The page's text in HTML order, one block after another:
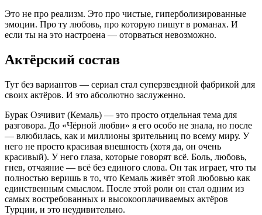
Это не про реализм. Это про чистые, гиперболизированные
эмоции. Про ту любовь, про которую пишут в романах. И
если ты на это настроена — оторваться невозможно.
Актёрский состав
Тут без вариантов — сериал стал суперзвездной фабрикой для
своих актёров. И это абсолютно заслуженно.
Бурак Озчивит (Кемаль) — это просто отдельная тема для
разговора. До «Чёрной любви» я его особо не знала, но после
— влюбилась, как и миллионы зрительниц по всему миру. У
него не просто красивая внешность (хотя да, он очень
красивый). У него глаза, которые говорят всё. Боль, любовь,
гнев, отчаяние — всё без единого слова. Он так играет, что ты
полностью веришь в то, что Кемаль живёт этой любовью как
единственным смыслом. После этой роли он стал одним из
самых востребованных и высокооплачиваемых актёров
Турции, и это неудивительно.